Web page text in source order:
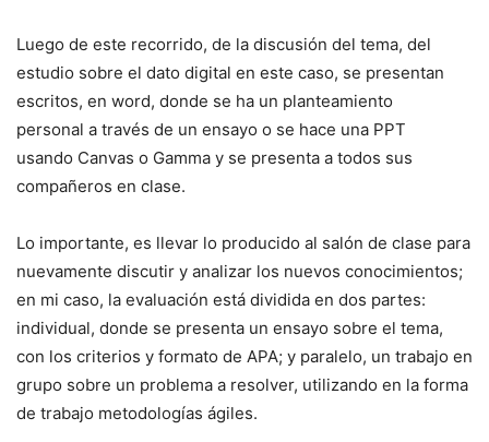
Luego de este recorrido, de la discusión del tema, del
estudio sobre el dato digital en este caso, se presentan
escritos, en word, donde se ha un planteamiento
personal a través de un ensayo o se hace una PPT
usando Canvas o Gamma y se presenta a todos sus
compañeros en clase.
Lo importante, es llevar lo producido al salón de clase para
nuevamente discutir y analizar los nuevos conocimientos;
en mi caso, la evaluación está dividida en dos partes:
individual, donde se presenta un ensayo sobre el tema,
con los criterios y formato de APA; y paralelo, un trabajo en
grupo sobre un problema a resolver, utilizando en la forma
de trabajo metodologías ágiles.